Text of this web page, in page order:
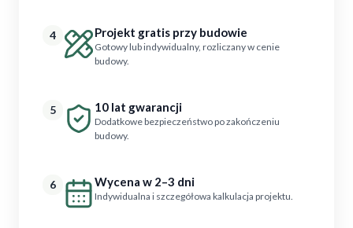
4 Projekt gratis przy budowie
Gotowy lub indywidualny, rozliczany w cenie
budowy.
5 10 lat gwarancji
Dodatkowe bezpieczeństwo po zakończeniu
budowy.
6 Wycena w 2–3 dni
Indywidualna i szczegółowa kalkulacja projektu.